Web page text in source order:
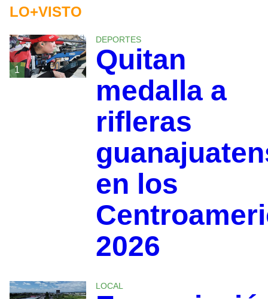
LO+VISTO
1
DEPORTES
Quitan
medalla a
rifleras
en los
2026
LOCAL